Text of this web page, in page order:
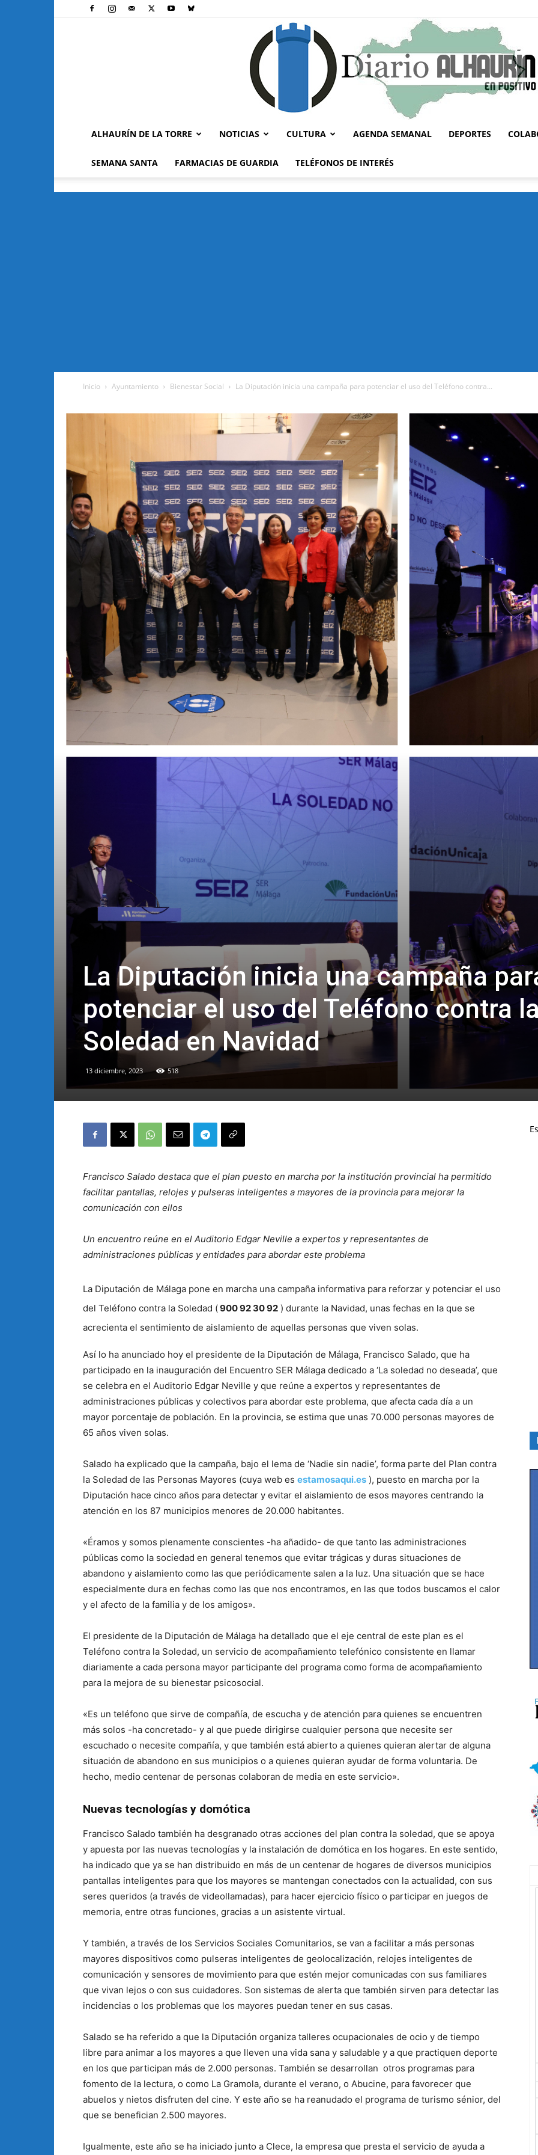
ALHAURÍN DE LA TORRE NOTICIAS CULTURA AGENDA SEMANAL DEPORTES
SEMANA SANTA FARMACIAS DE GUARDIA TELÉFONOS DE INTERÉS
Inicio Ayuntamiento Bienestar Social La Diputación inicia una campaña para potenciar el uso del Teléfono contra...
La Diputación inicia una campaña
potenciar el uso del Teléfono contra
Soledad en Navidad
13 diciembre, 2023 518
Francisco Salado destaca que el plan puesto en marcha por la institución provincial ha permitido
facilitar pantallas, relojes y pulseras inteligentes a mayores de la provincia para mejorar la
comunicación con ellos
Un encuentro reúne en el Auditorio Edgar Neville a expertos y representantes de
administraciones públicas y entidades para abordar este problema
La Diputación de Málaga pone en marcha una campaña informativa para reforzar y potenciar el uso
del Teléfono contra la Soledad (900 92 30 92 ) durante la Navidad, unas fechas en la que se
acrecienta el sentimiento de aislamiento de aquellas personas que viven solas.
Así lo ha anunciado hoy el presidente de la Diputación de Málaga, Francisco Salado, que ha
participado en la inauguración del Encuentro SER Málaga dedicado a ‘La soledad no deseada’, que
se celebra en el Auditorio Edgar Neville y que reúne a expertos y representantes de
administraciones públicas y colectivos para abordar este problema, que afecta cada día a un
mayor porcentaje de población. En la provincia, se estima que unas 70.000 personas mayores de
65 años viven solas.
Salado ha explicado que la campaña, bajo el lema de ‘Nadie sin nadie’, forma parte del Plan contra
la Soledad de las Personas Mayores (cuya web es estamosaqui.es ), puesto en marcha por la
Diputación hace cinco años para detectar y evitar el aislamiento de esos mayores centrando la
atención en los 87 municipios menores de 20.000 habitantes.
«Éramos y somos plenamente conscientes -ha añadido- de que tanto las administraciones
públicas como la sociedad en general tenemos que evitar trágicas y duras situaciones de
abandono y aislamiento como las que periódicamente salen a la luz. Una situación que se hace
especialmente dura en fechas como las que nos encontramos, en las que todos buscamos el calor
y el afecto de la familia y de los amigos».
El presidente de la Diputación de Málaga ha detallado que el eje central de este plan es el
Teléfono contra la Soledad, un servicio de acompañamiento telefónico consistente en llamar
diariamente a cada persona mayor participante del programa como forma de acompañamiento
para la mejora de su bienestar psicosocial.
«Es un teléfono que sirve de compañía, de escucha y de atención para quienes se encuentren
más solos -ha concretado- y al que puede dirigirse cualquier persona que necesite ser
escuchado o necesite compañía, y que también está abierto a quienes quieran alertar de alguna
situación de abandono en sus municipios o a quienes quieran ayudar de forma voluntaria. De
hecho, medio centenar de personas colaboran de media en este servicio».
Nuevas tecnologías y domótica
Francisco Salado también ha desgranado otras acciones del plan contra la soledad, que se apoya
y apuesta por las nuevas tecnologías y la instalación de domótica en los hogares. En este sentido,
ha indicado que ya se han distribuido en más de un centenar de hogares de diversos municipios
pantallas inteligentes para que los mayores se mantengan conectados con la actualidad, con sus
seres queridos (a través de videollamadas), para hacer ejercicio físico o participar en juegos de
memoria, entre otras funciones, gracias a un asistente virtual.
Y también, a través de los Servicios Sociales Comunitarios, se van a facilitar a más personas
mayores dispositivos como pulseras inteligentes de geolocalización, relojes inteligentes de
comunicación y sensores de movimiento para que estén mejor comunicadas con sus familiares
que vivan lejos o con sus cuidadores. Son sistemas de alerta que también sirven para detectar las
incidencias o los problemas que los mayores puedan tener en sus casas.
Salado se ha referido a que la Diputación organiza talleres ocupacionales de ocio y de tiempo
libre para animar a los mayores a que lleven una vida sana y saludable y a que practiquen deporte
en los que participan más de 2.000 personas. También se desarrollan otros programas para
fomento de la lectura, o como La Gramola, durante el verano, o Abucine, para favorecer que
abuelos y nietos disfruten del cine. Y este año se ha reanudado el programa de turismo sénior, del
que se benefician 2.500 mayores.
Igualmente, este año se ha iniciado junto a Clece, la empresa que presta el servicio de ayuda a